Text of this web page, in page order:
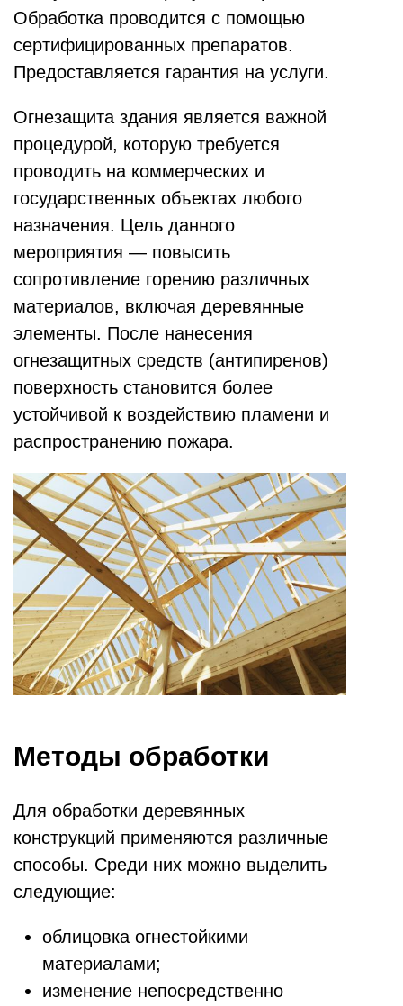
Обработка проводится с помощью
сертифицированных препаратов.
Предоставляется гарантия на услуги.
Огнезащита здания является важной
процедурой, которую требуется
проводить на коммерческих и
государственных объектах любого
назначения. Цель данного
мероприятия — повысить
сопротивление горению различных
материалов, включая деревянные
элементы. После нанесения
огнезащитных средств (антипиренов)
поверхность становится более
устойчивой к воздействию пламени и
распространению пожара.
Методы обработки
Для обработки деревянных
конструкций применяются различные
способы. Среди них можно выделить
следующие:
облицовка огнестойкими
материалами;
изменение непосредственно